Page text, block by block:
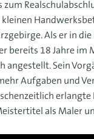
Als er in die
bereits 18 Jahre im
angestellt. Sein
Aufgaben und
als Maler